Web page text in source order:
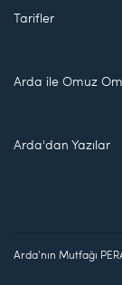
Tarifler
Arda ile Omuz
Arda'dan Yazılar
Arda'nın Mutfağı